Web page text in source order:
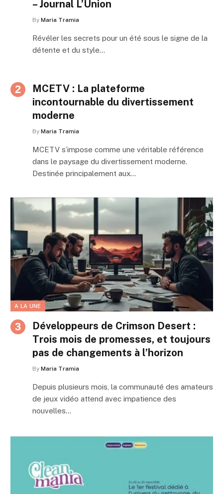
– Journal L’Union
By Maria Tramia
Révéler les secrets pour un été sous le signe de la
détente et du style…
MCETV : La plateforme
incontournable du divertissement
moderne
By Maria Tramia
MCETV s’impose comme une véritable référence
dans le paysage du divertissement moderne.
Destinée principalement aux…
A LA UNE
Développeurs de Crimson Desert :
Trois mois de promesses, et toujours
pas de changements à l’horizon
By Maria Tramia
Depuis plusieurs mois, la communauté des amateurs
de jeux vidéo attend avec impatience des
nouvelles…